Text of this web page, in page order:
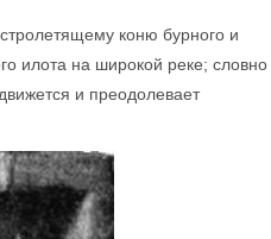
коню бурного и
илота на широкой реке; словно
и преодолевает